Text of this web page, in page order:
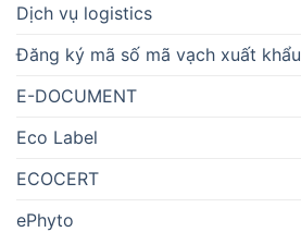
Dịch vụ logistics
Đăng ký mã số mã vạch xuất khẩu
E-DOCUMENT
Eco Label
ECOCERT
ePhyto